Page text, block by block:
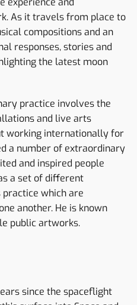
As it travels from place to
compositions and an
responses, stories and
the latest moon
practice involves the
and live arts
working internationally for
a number of extraordinary
and inspired people
a set of different
which are
another. He is known
public artworks.
since the spaceflight